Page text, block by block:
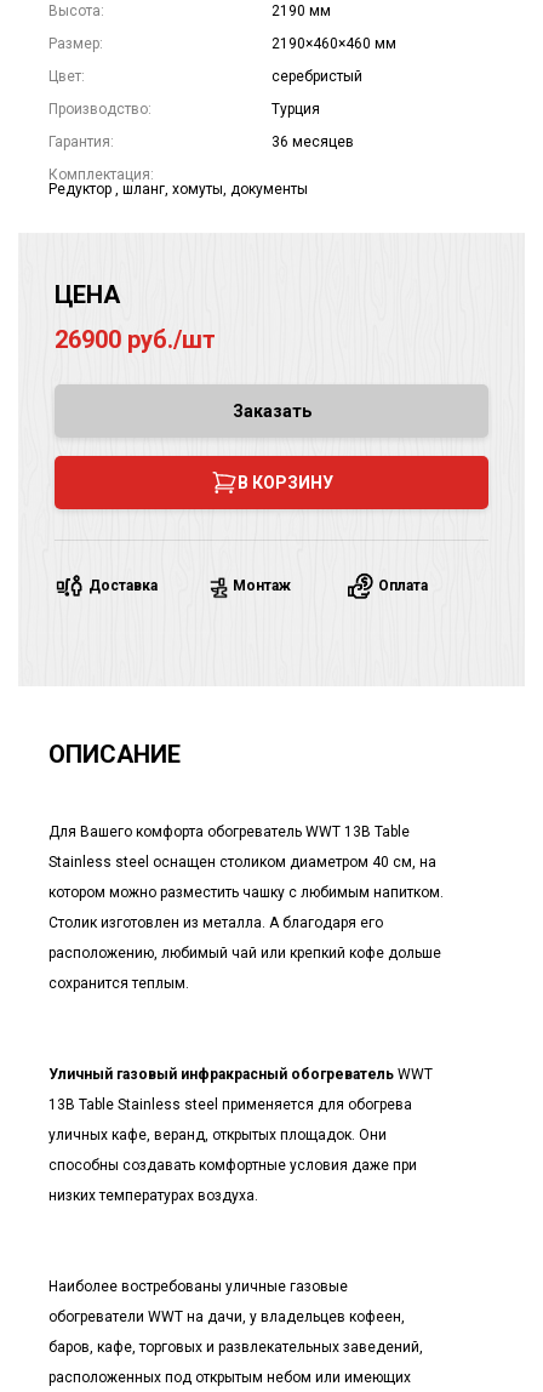
Высота:
2190 мм
Размер:
2190×460×460 мм
Цвет:
серебристый
Производство:
Турция
Гарантия:
36 месяцев
Комплектация:
Редуктор , шланг, хомуты, документы
ЦЕНА
26900 руб./шт
Заказать
В КОРЗИНУ
Доставка Монтаж Оплата
ОПИСАНИЕ
Для Вашего комфорта обогреватель WWT 13B Table
Stainless steel оснащен столиком диаметром 40 см, на
котором можно разместить чашку с любимым напитком.
Столик изготовлен из металла. А благодаря его
расположению, любимый чай или крепкий кофе дольше
сохранится теплым.
Уличный газовый инфракрасный обогреватель WWT
13B Table Stainless steel применяется для обогрева
уличных кафе, веранд, открытых площадок. Они
способны создавать комфортные условия даже при
низких температурах воздуха.
Наиболее востребованы уличные газовые
обогреватели WWT на дачи, у владельцев кофеен,
баров, кафе, торговых и развлекательных заведений,
расположенных под открытым небом или имеющих